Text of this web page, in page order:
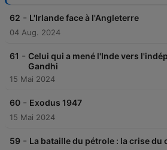
62 - L'Irlande face à l'Angleterre
04 Aug. 2024
61 - Celui qui a mené l'Inde vers
Gandhi
15 Mai 2024
60 - Exodus 1947
15 Mai 2024
59 - La bataille du pétrole : la crise du